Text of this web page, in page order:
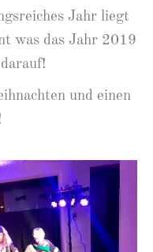
Jahr liegt
was das Jahr 2019
und einen